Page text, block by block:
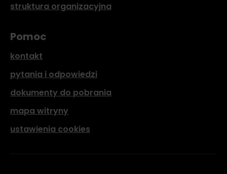
struktura organizacyjna
Pomoc
kontakt
pytania i odpowiedzi
dokumenty do pobrania
mapa witryny
ustawienia cookies